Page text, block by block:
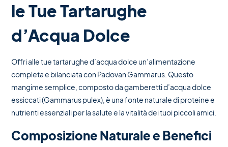
le Tue Tartarughe
d’Acqua Dolce
Offri alle tue tartarughe d’acqua dolce un’alimentazione
completa e bilanciata con Padovan Gammarus. Questo
mangime semplice, composto da gamberetti d’acqua dolce
essiccati (Gammarus pulex), è una fonte naturale di proteine e
nutrienti essenziali per la salute e la vitalità dei tuoi piccoli amici.
Composizione Naturale e Benefici